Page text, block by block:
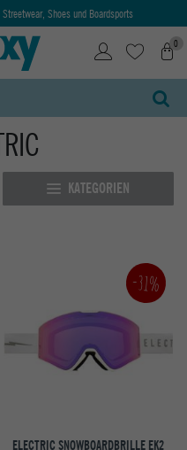
Shoes und Boardsports
0
KATEGORIEN
-31%
ELECTRIC SNOWBOARDBRILLE EK2